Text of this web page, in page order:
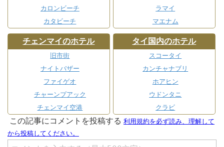
カロンビーチ
カタビーチ
ラマイ
マエナム
チェンマイのホテル
旧市街
ナイトバザー
ファイゲオ
チャーンプアック
チェンマイ空港
タイ国内のホテル
スコータイ
カンチャナブリ
ホアヒン
ウドンタニ
クラビ